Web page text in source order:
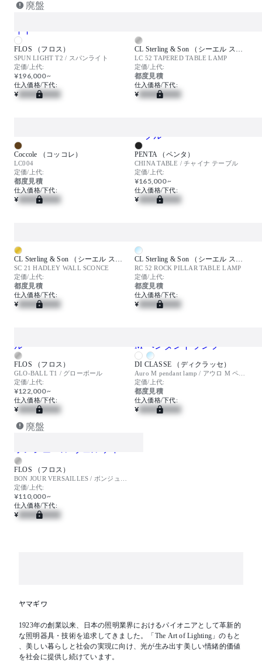
廃盤
FLOS （フロス）
SPUN LIGHT T2 / スパンライト
定価/上代:
¥196,000 ~
仕入価格/下代:
¥
LC 52 TAPERED TABLE LAMP
定価/上代:
都度見積
仕入価格/下代:
¥
Coccole （コッコレ）
LC004
定価/上代:
都度見積
仕入価格/下代:
¥
PENTA （ペンタ）
CHINA TABLE / チャイナ テーブル
定価/上代:
¥165,000 ~
仕入価格/下代:
¥
CL Sterling & Son （シーエル スターリングアンドサン）
SC 21 HADLEY WALL SCONCE
定価/上代:
都度見積
仕入価格/下代:
¥
CL Sterling & Son （シーエル スターリングアンドサン）
RC 52 ROCK PILLAR TABLE LAMP
定価/上代:
都度見積
仕入価格/下代:
¥
FLOS （フロス）
GLO-BALL T1 / グローボール
定価/上代:
¥122,000 ~
仕入価格/下代:
¥
DI CLASSE （ディクラッセ）
定価/上代:
都度見積
仕入価格/下代:
¥
廃盤
FLOS （フロス）
定価/上代:
¥110,000 ~
仕入価格/下代:
¥
ヤマギワ
1923年の創業以来、日本の照明業界におけるパイオニアとして革新的
な照明器具・技術を追求してきました。「The Art of Lighting」のもと
、美しい暮らしと社会の実現に向け、光が生み出す美しい情緒的価値
を社会に提供し続けています。